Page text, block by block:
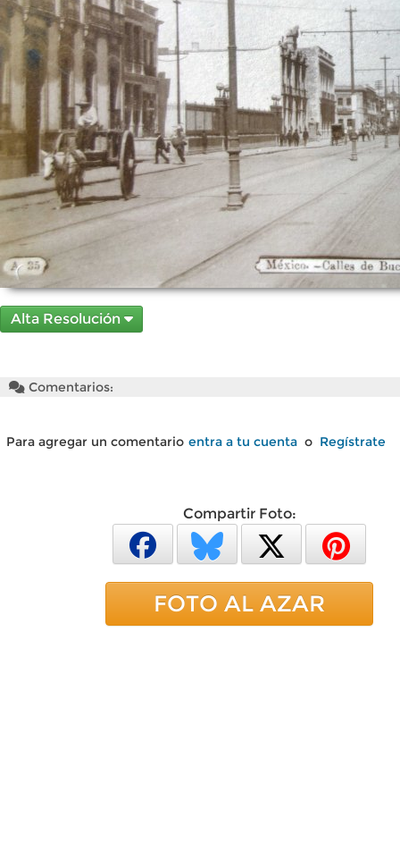
Alta Resolución
Comentarios:
Para agregar un comentario entra a tu cuenta o Regístrate
Compartir Foto:
FOTO AL AZAR